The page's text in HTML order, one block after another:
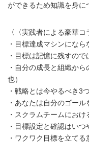
ができるため知識を身に
〈〈実践者による豪華コ
・目標達成マシンになら
・目標は記憶に残すの
・自分の成長と組織か
也）
・戦略とは今やるべき3
・あなたは自分のゴール
・スクラムチームにおけ
・目標設定と確認はいつ
・ワクワク目標を立てる